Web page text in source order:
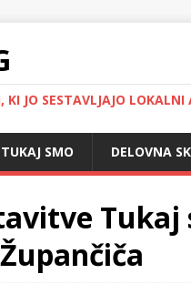
JO SESTAVLJAJO
TUKAJ SMO DELOVNA
Tukaj